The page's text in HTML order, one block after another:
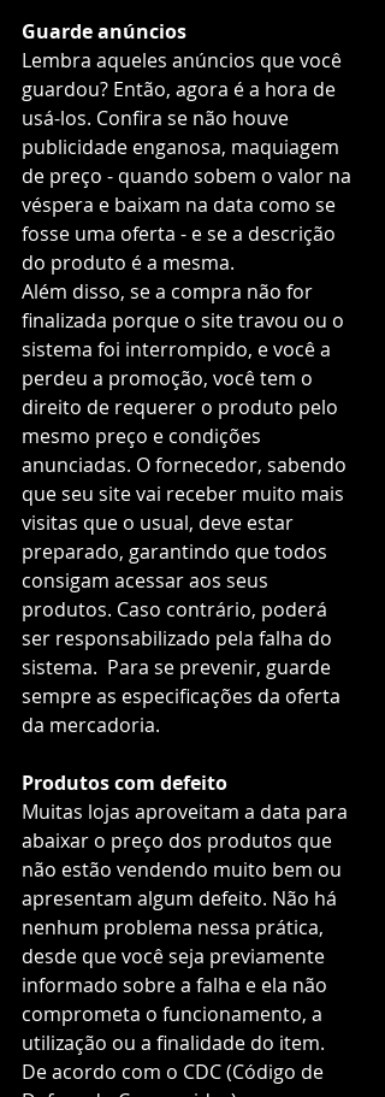
Guarde anúncios
Lembra aqueles anúncios que você
guardou? Então, agora é a hora de
usá-los. Confira se não houve
publicidade enganosa, maquiagem
de preço - quando sobem o valor na
véspera e baixam na data como se
fosse uma oferta - e se a descrição
do produto é a mesma.
Além disso, se a compra não for
finalizada porque o site travou ou o
sistema foi interrompido, e você a
perdeu a promoção, você tem o
direito de requerer o produto pelo
mesmo preço e condições
anunciadas. O fornecedor, sabendo
que seu site vai receber muito mais
visitas que o usual, deve estar
preparado, garantindo que todos
consigam acessar aos seus
produtos. Caso contrário, poderá
ser responsabilizado pela falha do
sistema.  Para se prevenir, guarde
sempre as especificações da oferta
da mercadoria.
Produtos com defeito
Muitas lojas aproveitam a data para
abaixar o preço dos produtos que
não estão vendendo muito bem ou
apresentam algum defeito. Não há
nenhum problema nessa prática,
desde que você seja previamente
informado sobre a falha e ela não
comprometa o funcionamento, a
utilização ou a finalidade do item.
De acordo com o CDC (Código de